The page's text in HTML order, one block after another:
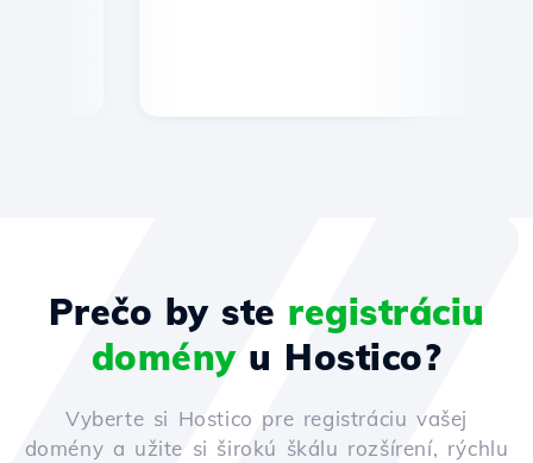
Prečo by ste registráciu
doményu Hostico?
Vyberte si Hostico pre registráciu vašej
domény a užite si širokú škálu rozšírení, rýchlu